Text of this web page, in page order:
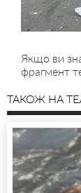
Якщо ви
фрагмент
ТАКОЖ НА